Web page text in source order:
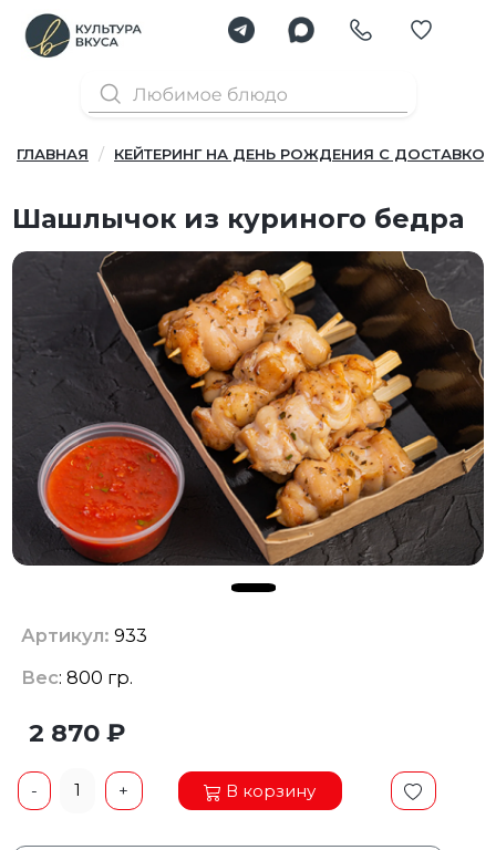
ГЛАВНАЯ КЕЙТЕРИНГ НА ДЕНЬ РОЖДЕНИЯ С ДОСТАВКОЙ
Шашлычок из куриного бедра
Артикул: 933
Вес: 800 гр.
2 870 ₽
- 1 + В корзину